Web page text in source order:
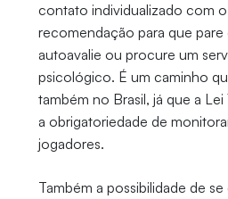
contato individualizado com
recomendação para que pare
autoavalie ou procure um
psicológico. É um caminho
também no Brasil, já que a
a obrigatoriedade de
jogadores.
Também a possibilidade de